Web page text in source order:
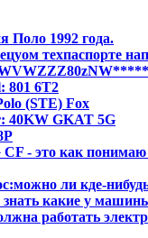
Поло 1992 года.
техпаспорте
801 6T2
(STE) Fox
40KW GKAT 5G
- это как
ли кде-
знать какие у
работать